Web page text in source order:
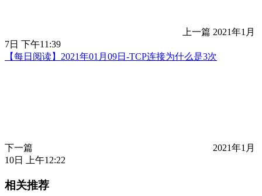
上一篇 2021年1月
7日 下午11:39
【每日阅读】2021年01月09日-TCP连接为什么是3次
下一篇
2021年1月
10日 上午12:22
相关推荐